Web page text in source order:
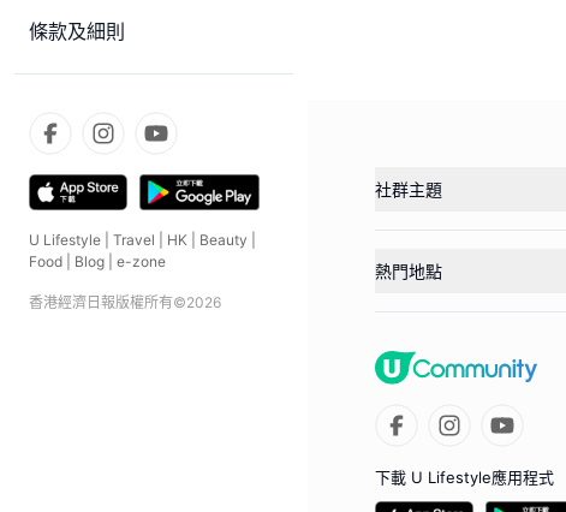
條款及細則
U Lifestyle Travel HK Beauty
Food
Blog e-zone
香港經濟日報版權所有©2026
社群主題
熱門地點
下載 U Lifestyle應用程式